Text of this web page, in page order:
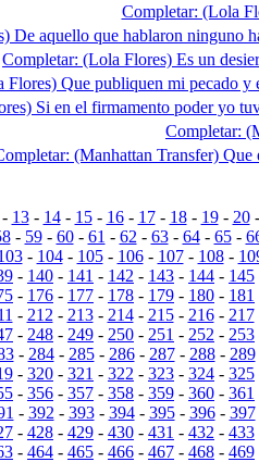
Completar: (Lola
De aquello que hablaron ninguno
Completar: (Lola Flores) Es un
Que publiquen mi pecado y
Si en el firmamento poder yo
Completar:
(Manhattan Transfer) Que
- 13- 14- 15- 16- 17- 18- 19- 20-
- 59- 60- 61 - 62 - 63- 64- 65-
- 104- 105- 106- 107- 108-
- 140 - 141 - 142 - 143 - 144 - 145
- 176 - 177 - 178 - 179 - 180 - 181
- 212 - 213- 214- 215- 216- 217
- 248 - 249 - 250 - 251 - 252 - 253
- 284- 285- 286- 287- 288- 289
- 320 - 321 - 322 - 323 - 324 - 325
- 356 - 357 - 358 - 359 - 360 - 361
- 392 - 393- 394- 395- 396- 397
- 428 - 429 - 430 - 431 - 432 - 433
- 464 - 465 - 466 - 467 - 468 - 469